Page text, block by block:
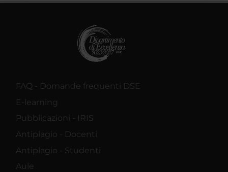
raccolto dal tuo utilizzo dei loro servizi.
FAQ - Domande frequenti DSE
E-learning
Pubblicazioni - IRIS
Antiplagio - Docenti
Antiplagio - Studenti
Aule